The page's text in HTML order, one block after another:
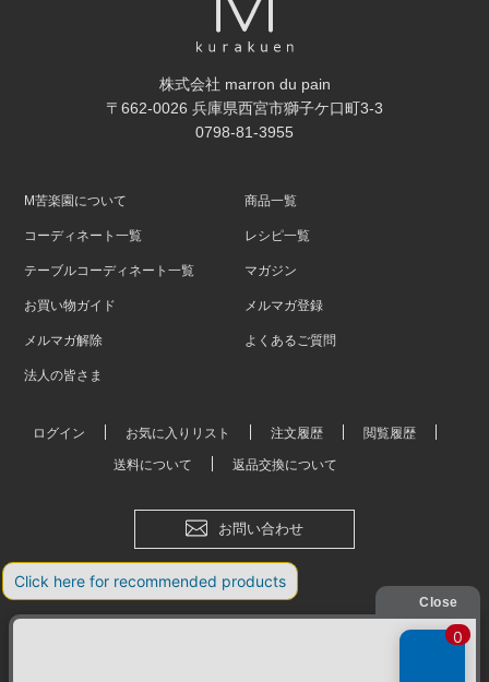
株式会社 marron du pain
〒662-0026 兵庫県西宮市獅子ケ口町3-3
0798-81-3955
M苦楽園について 商品一覧
コーディネート一覧 レシピ一覧
テーブルコーディネート一覧 マガジン
お買い物ガイド メルマガ登録
メルマガ解除 よくあるご質問
法人の皆さま
ログイン お気に入りリスト 注文履歴 閲覧履歴
送料について 返品交換について
お問い合わせ